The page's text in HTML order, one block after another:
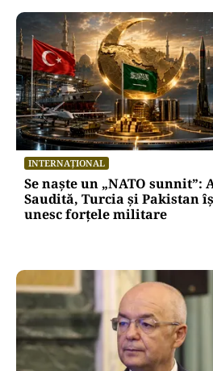
INTERNAȚIONAL
Se naște un „NATO sunnit”:
Saudită, Turcia și Pakistan
unesc forțele militare